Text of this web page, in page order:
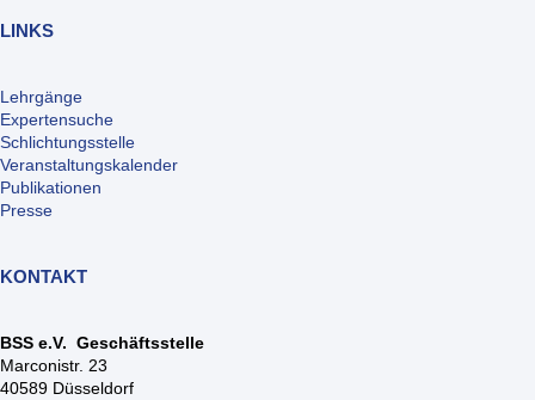
LINKS
Lehrgänge
Expertensuche
Schlichtungsstelle
Veranstaltungskalender
Publikationen
Presse
KONTAKT
BSS e.V. Geschäftsstelle
Marconistr. 23
40589 Düsseldorf